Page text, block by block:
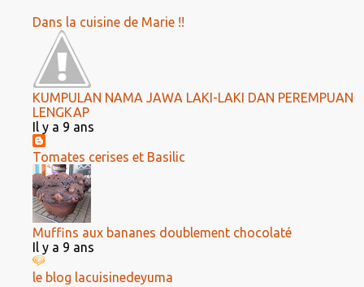
Dans la cuisine de Marie !!
KUMPULAN NAMA JAWA LAKI-LAKI DAN PEREMPUAN
LENGKAP
Il y a 9 ans
Tomates cerises et Basilic
Muffins aux bananes doublement chocolaté
Il y a 9 ans
le blog lacuisinedeyuma